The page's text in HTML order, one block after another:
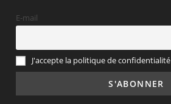
E-mail
J'accepte la politique de confidentialité